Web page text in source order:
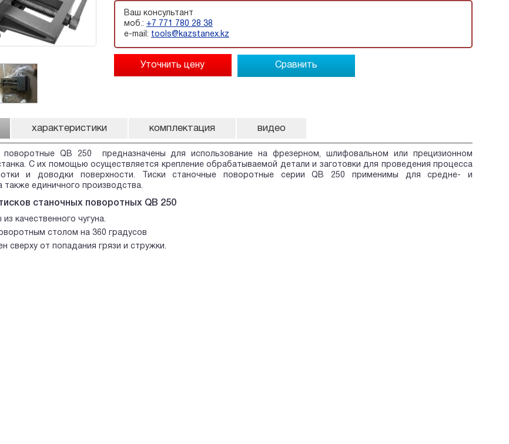
Ваш консультант
моб.: +7 771 780 28 38
e-mail: tools@kazstanex.kz
Сравнить
характеристики комплектация видео
поворотные QB 250 предназначены для использование на фрезерном, шлифовальном или прецизионном
С их помощью осуществляется крепление обрабатываемой детали и заготовки для проведения процесса
и доводки поверхности. Тиски станочные поворотные серии QB 250 применимы для средне- и
также единичного производства.
станочных поворотных QB 250
качественного чугуна.
столом на 360 градусов
сверху от попадания грязи и стружки.